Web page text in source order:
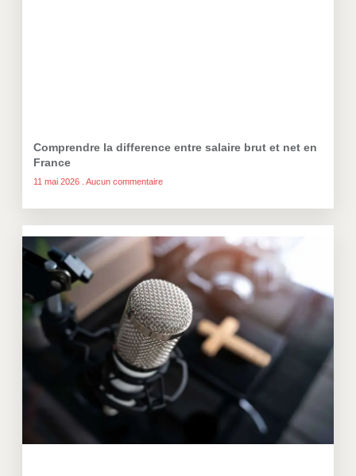
Comprendre la difference entre salaire brut et net en
France
11 mai 2026 Aucun commentaire